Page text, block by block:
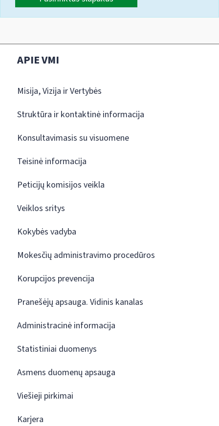
APIE VMI
Misija, Vizija ir Vertybės
Struktūra ir kontaktinė informacija
Konsultavimasis su visuomene
Teisinė informacija
Peticijų komisijos veikla
Veiklos sritys
Kokybės vadyba
Mokesčių administravimo procedūros
Korupcijos prevencija
Pranešėjų apsauga. Vidinis kanalas
Administracinė informacija
Statistiniai duomenys
Asmens duomenų apsauga
Viešieji pirkimai
Karjera